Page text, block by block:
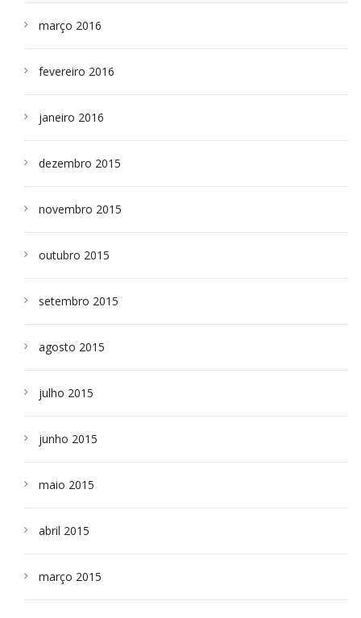
março 2016
fevereiro 2016
janeiro 2016
dezembro 2015
novembro 2015
outubro 2015
setembro 2015
agosto 2015
julho 2015
junho 2015
maio 2015
abril 2015
março 2015